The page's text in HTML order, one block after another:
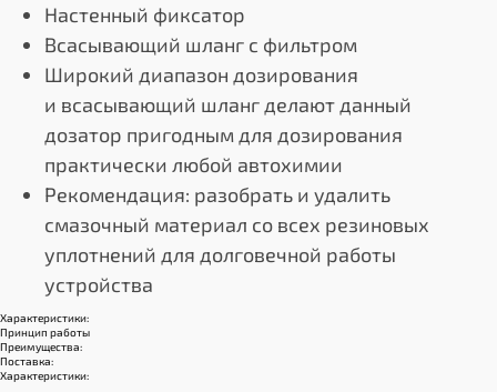
Настенный фиксатор
Всасывающий шланг с фильтром
Широкий диапазон дозирования
и всасывающий шланг делают данный
дозатор пригодным для дозирования
практически любой автохимии
Рекомендация: разобрать и удалить
смазочный материал со всех резиновых
уплотнений для долговечной работы
устройства
Характеристики:
Принцип работы
Преимущества:
Поставка:
Характеристики: